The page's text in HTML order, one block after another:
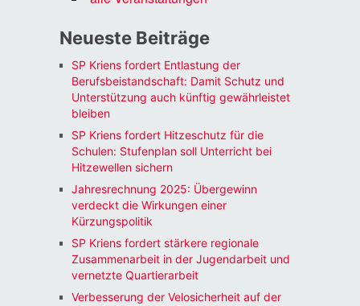
Neueste Beiträge
SP Kriens fordert Entlastung der
Berufsbeistandschaft: Damit Schutz und
Unterstützung auch künftig gewährleistet
bleiben
SP Kriens fordert Hitzeschutz für die
Schulen: Stufenplan soll Unterricht bei
Hitzewellen sichern
Jahresrechnung 2025: Übergewinn
verdeckt die Wirkungen einer
Kürzungspolitik
SP Kriens fordert stärkere regionale
Zusammenarbeit in der Jugendarbeit und
vernetzte Quartierarbeit
Verbesserung der Velosicherheit auf der